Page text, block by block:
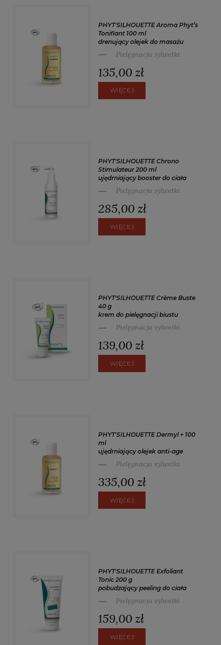
PHYT'SILHOUETTE Aroma Phyt’s
Tonifiant 100 ml
drenujący olejek do masażu
Pielęgnacja sylwetki
135,00 zł
WIĘCEJ
PHYT'SILHOUETTE Chrono
Stimulateur 200 ml
ujędrniający booster do ciała
Pielęgnacja sylwetki
285,00 zł
WIĘCEJ
PHYT'SILHOUETTE Crème Buste
40 g
krem do pielęgnacji biustu
Pielęgnacja sylwetki
139,00 zł
WIĘCEJ
PHYT'SILHOUETTE Dermyl + 100
ml
ujędrniający olejek anti-age
Pielęgnacja sylwetki
335,00 zł
WIĘCEJ
PHYT'SILHOUETTE Exfoliant
Tonic 200 g
pobudzający peeling do ciała
Pielęgnacja sylwetki
159,00 zł
WIĘCEJ